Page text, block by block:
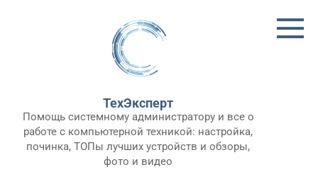
ТехЭксперт
Помощь системному администратору и все о
работе с компьютерной техникой: настройка,
починка, ТОПы лучших устройств и обзоры,
фото и видео